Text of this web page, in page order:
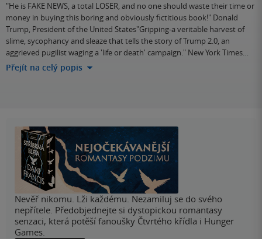
"He is FAKE NEWS, a total LOSER, and no one should waste their time or
money in buying this boring and obviously fictitious book!" Donald
Trump, President of the United States"Gripping-a veritable harvest of
slime, sycophancy and sleaze that tells the story of Trump 2.0, an
aggrieved pugilist waging a 'life or death' campaign." New York Times…
Přejít na celý popis
Nevěř nikomu. Lži každému. Nezamiluj se do svého
nepřítele. Předobjednejte si dystopickou romantasy
senzaci, která potěší fanoušky Čtvrtého křídla i Hunger
Games.